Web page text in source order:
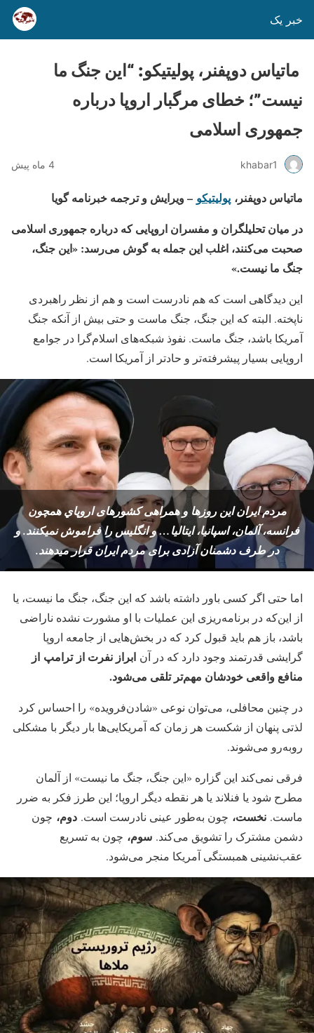
خبر یک
ماتیاس دوپفنر، پولیتیکو: “این جنگ ما
نیست”؛ خطای مرگبار اروپا درباره
جمهوری اسلامی
khabar1 4 ماه پیش
ماتیاس دوپفنر، پولیتیکو – ویرایش و ترجمه خبرنامه گویا
در میان تحلیلگران و مفسران اروپایی که درباره جمهوری اسلامی
صحبت می‌کنند، اغلب این جمله به گوش می‌رسد: «این جنگ،
جنگ ما نیست.»
این دیدگاهی است که هم نادرست است و هم از نظر راهبردی
ناپخته. البته که این جنگ، جنگ ماست و حتی بیش از آنکه جنگ
آمریکا باشد، جنگ ماست. نفوذ شبکه‌های اسلام‌گرا در جوامع
اروپایی بسیار پیشرفته‌تر و حادتر از آمریکا است.
مردم ایران این روزها و همراهی کشورهای اروپاي همچون
فرانسه، آلمان، اسپانیا، ایتالیا… و انگلیس را فراموش نمیکنند. و
در طرف دشمنان آزادی برای مردم ایران قرار میدهند.
اما حتی اگر کسی باور داشته باشد که این جنگ، جنگ ما نیست، یا
از این‌که در برنامه‌ریزی این عملیات با او مشورت نشده ناراضی
باشد، باز هم باید قبول کرد که در بخش‌هایی از جامعه اروپا
گرایشی قدرتمند وجود دارد که در آن ابراز نفرت از ترامپ از
منافع واقعی خودشان مهم‌تر تلقی می‌شود.
در چنین محافلی، می‌توان نوعی «شادن‌فرویده» را احساس کرد
لذتی پنهان از شکست هر زمان که آمریکایی‌ها بار دیگر با مشکلی
روبه‌رو می‌شوند.
فرقی نمی‌کند این گزاره «این جنگ، جنگ ما نیست» از آلمان
مطرح شود یا فنلاند یا هر نقطه دیگر اروپا؛ این طرز فکر به ضرر
ماست. نخست، چون به‌طور عینی نادرست است. دوم، چون
دشمن مشترک را تشویق می‌کند. سوم، چون به تسریع
عقب‌نشینی همبستگی آمریکا منجر می‌شود.